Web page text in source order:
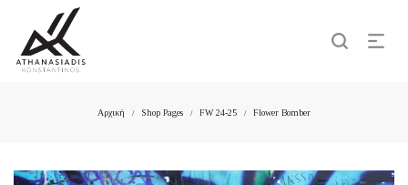
Αρχική / Shop Pages / FW 24-25 / Flower Bomber